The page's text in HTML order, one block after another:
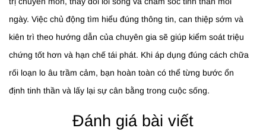
ngày. Việc chủ động tìm hiểu đúng thông tin, can thiệp sớm và
kiên trì theo hướng dẫn của chuyên gia sẽ giúp kiểm soát triệu
chứng tốt hơn và hạn chế tái phát. Khi áp dụng đúng cách chữa
rối loạn lo âu trầm cảm, bạn hoàn toàn có thể từng bước ổn
định tinh thần và lấy lại sự cân bằng trong cuộc sống.
Đánh giá bài viết